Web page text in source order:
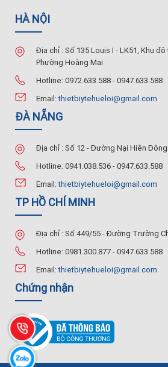
HÀ NỘI
Địa chỉ : Số 135 Louis I - LK51, Khu
Phường Hoàng Mai
Hotline: 0972.633.588 - 0947.633.588
Email:thietbiytehueloi@gmail.com
ĐÀ NẴNG
Địa chỉ : Số 12 - Đường Nại Hiên
Hotline: 0941.038.536 - 0947.633.588
Email:thietbiytehueloi@gmail.com
TP HỒ CHÍ MINH
Địa chỉ : Số 449/55 - Đường Trường
Hotline: 0981.300.877 - 0947.633.588
Email:thietbiytehueloi@gmail.com
Chứng nhận